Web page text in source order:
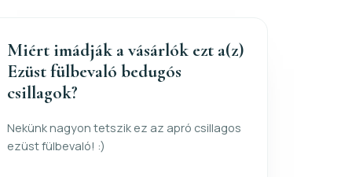
Miért imádják a vásárlók ezt a(z)
Ezüst fülbevaló bedugós
csillagok?
Nekünk nagyon tetszik ez az apró csillagos
ezüst fülbevaló! :)